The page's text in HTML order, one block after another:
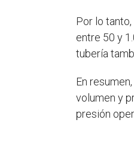
Por lo
entre 50 y
tubería
En
volumen y
presión